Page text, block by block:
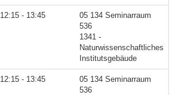
12:15 - 13:45
05 134 Seminarraum
536
1341 -
Naturwissenschaftliches
Institutsgebäude
12:15 - 13:45
05 134 Seminarraum
536